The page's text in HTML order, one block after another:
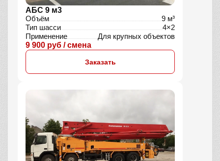
АБС 9 м3
Объём
9 м³
Тип шасси
4×2
Применение
Для крупных объектов
9 900 руб / смена
Заказать